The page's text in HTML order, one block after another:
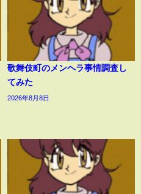
歌舞伎町のメンヘラ事情調査し
てみた
2026年8月8日